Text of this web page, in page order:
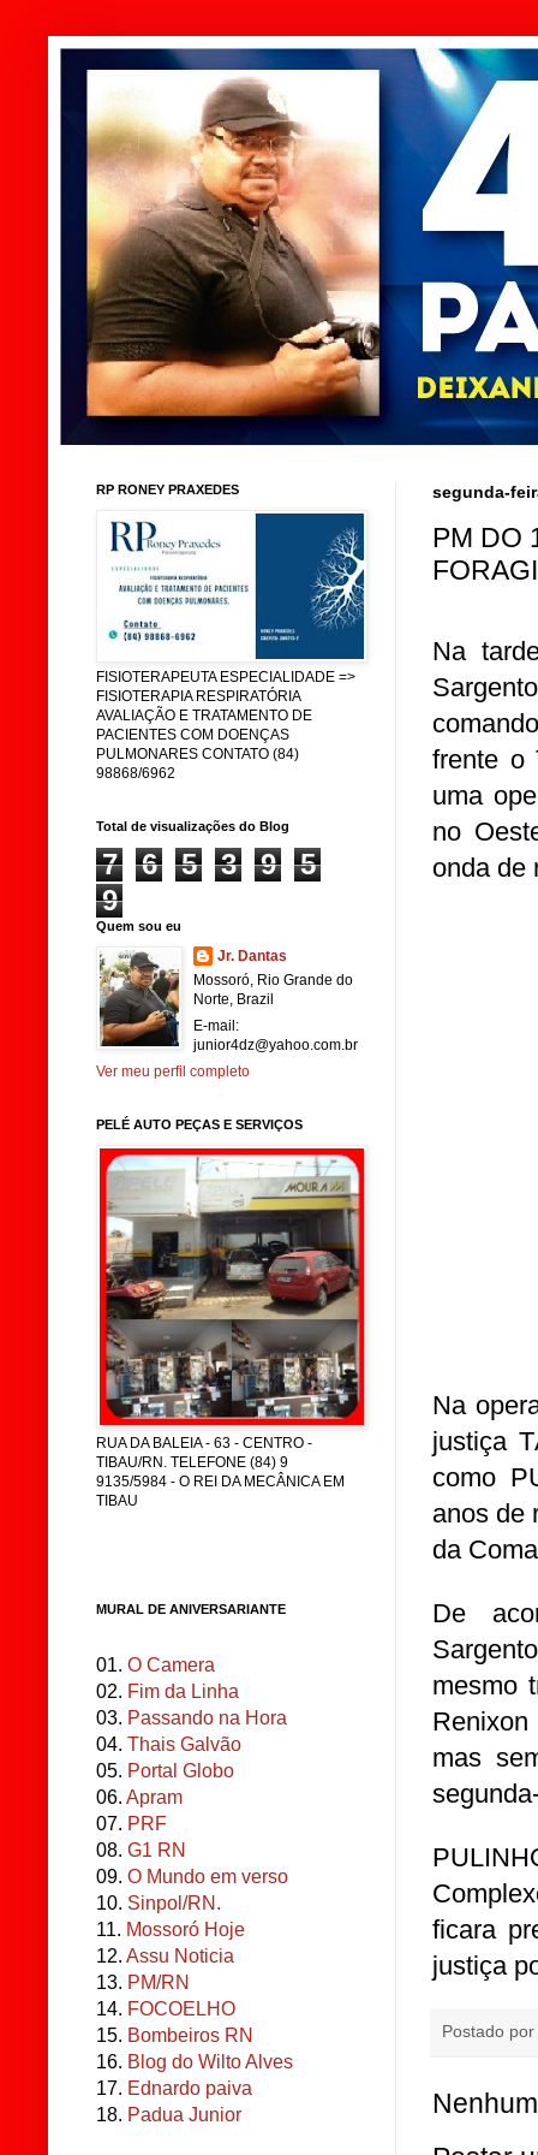
segunda-
PM DO
Na
frente o
uma
no
onda de
Na
justiça
como
anos de
da
De
mesmo
mas
ficara
justiça
Postado por
RP RONEY PRAXEDES
FISIOTERAPEUTA ESPECIALIDADE =>
FISIOTERAPIA RESPIRATÓRIA
AVALIAÇÃO E TRATAMENTO DE
PACIENTES COM DOENÇAS
PULMONARES CONTATO (84)
98868/6962
Total de visualizações do Blog
7 6 5 3 9
5
9
Quem sou eu
Jr. Dantas
Mossoró, Rio Grande do
Norte, Brazil
E-mail:
junior4dz@yahoo.com.br
Ver meu perfil completo
PELÉ AUTO PEÇAS E SERVIÇOS
RUA DA BALEIA - 63 - CENTRO -
TIBAU/RN. TELEFONE (84) 9
9135/5984 - O REI DA MECÂNICA EM
TIBAU
MURAL DE ANIVERSARIANTE
01. O Camera
02. Fim da Linha
03. Passando na Hora
04. Thais Galvão
05. Portal Globo
06. Apram
07. PRF
08. G1 RN
09. O Mundo em verso
10. Sinpol/RN.
11. Mossoró Hoje
12. Assu Noticia
13. PM/RN
14. FOCOELHO
15. Bombeiros RN
16. Blog do Wilto Alves
17. Ednardo paiva
18. Padua Junior